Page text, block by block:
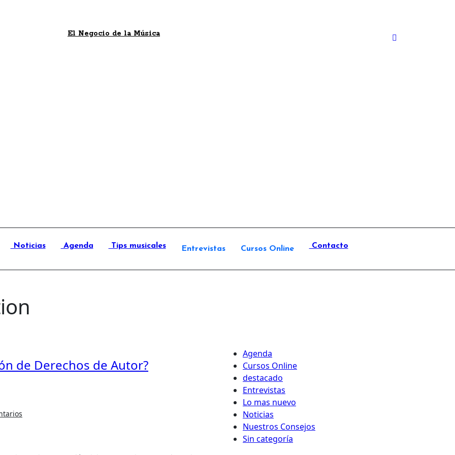
El Negocio de la Música
Noticias Agenda Tips musicales Entrevistas Cursos Online Contacto
de Derechos de Autor?
Agenda
Cursos Online
destacado
Entrevistas
Lo mas nuevo
Noticias
Nuestros Consejos
Sin categoría